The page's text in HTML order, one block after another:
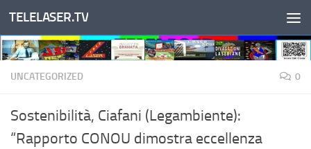
Salta al contenuto
TELELASER.TV
UNCATEGORIZED 0
Sostenibilità, Ciafani (Legambiente):
“Rapporto CONOU dimostra eccellenza